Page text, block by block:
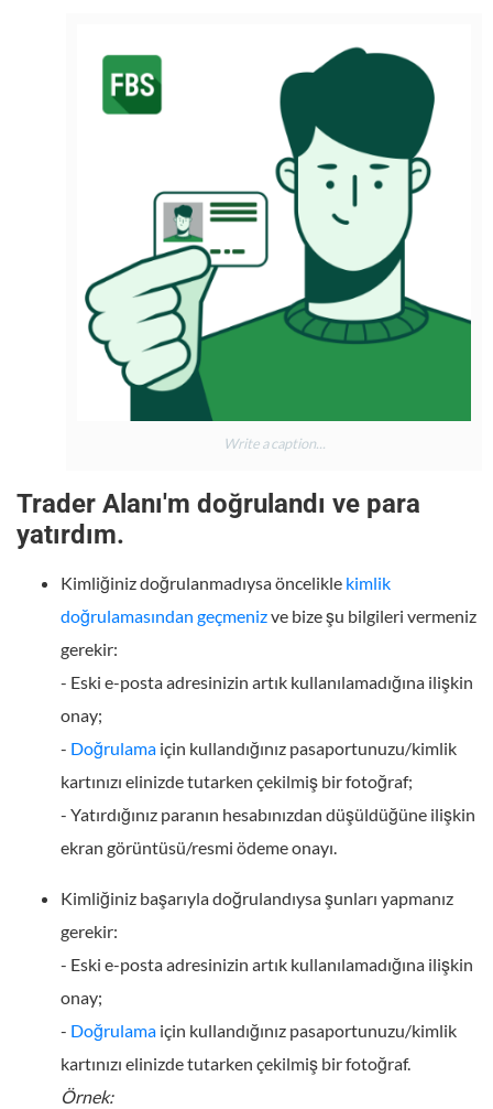
Write a caption...
Trader Alanı'm doğrulandı ve para
yatırdım.
Kimliğiniz doğrulanmadıysa öncelikle kimlik
doğrulamasından geçmenizve bize şu bilgileri vermeniz
gerekir:
- Eski e-posta adresinizin artık kullanılamadığına ilişkin
onay;
- Doğrulama için kullandığınız pasaportunuzu/kimlik
kartınızı elinizde tutarken çekilmiş bir fotoğraf;
- Yatırdığınız paranın hesabınızdan düşüldüğüne ilişkin
ekran görüntüsü/resmi ödeme onayı.
Kimliğiniz başarıyla doğrulandıysa şunları yapmanız
gerekir:
- Eski e-posta adresinizin artık kullanılamadığına ilişkin
onay;
- Doğrulama için kullandığınız pasaportunuzu/kimlik
kartınızı elinizde tutarken çekilmiş bir fotoğraf.
Örnek: